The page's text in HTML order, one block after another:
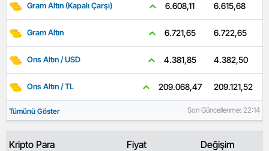
Gram Altın (Kapalı Çarşı) 6.608,11 6.615,68
Gram Altın 6.721,65 6.722,65
Ons Altın / USD 4.381,85 4.382,50
Ons Altın / TL 209.068,47 209.121,52
Tümünü Göster Son Güncellenme: 22:14
Kripto Para Fiyat Değişim